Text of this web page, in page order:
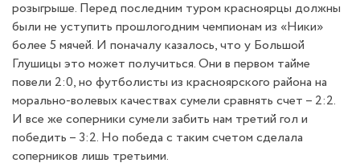
розыгрыше. Перед последним туром красноярцы должны
были не уступить прошлогодним чемпионам из «Ники»
более 5 мячей. И поначалу казалось, что у Большой
Глушицы это может получиться. Они в первом тайме
повели 2:0, но футболисты из красноярского района на
морально-волевых качествах сумели сравнять счет – 2:2.
И все же соперники сумели забить нам третий гол и
победить – 3:2. Но победа с таким счетом сделала
соперников лишь третьими.